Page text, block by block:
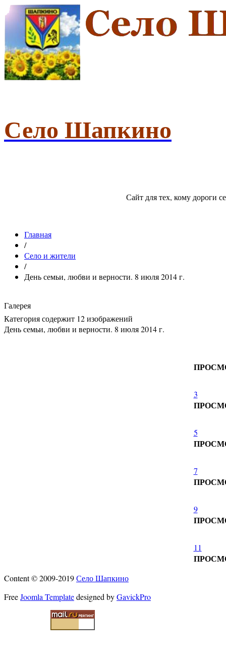
Село Шапкино
Сайт для тех, кому дороги
Главная
/
Село и жители
/
День семьи, любви и верности. 8 июля 2014 г.
Галерея
Категория содержит 12 изображений
День семьи, любви и верности. 8 июля 2014 г.
3
5
7
9
11
Content © 2009-2019Село Шапкино
FreeJoomla Templatedesigned byGavickPro